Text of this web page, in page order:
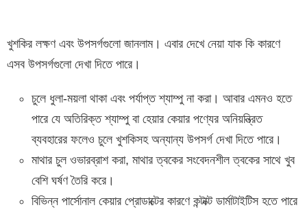
খুশকির লক্ষণ এবং উপসর্গগুলো জানলাম। এবার দেখে নেয়া যাক কি কারণে
এসব উপসর্গগুলো দেখা দিতে পারে।
চুলে ধুলা-ময়লা থাকা এবং পর্যাপ্ত শ্যাম্পু না করা। আবার এমনও হতে
পারে যে অতিরিক্ত শ্যাম্পু বা হেয়ার কেয়ার পণ্যের অনিয়ন্ত্রিত
ব্যবহারের ফলেও চুলে খুশকিসহ অন্যান্য উপসর্গ দেখা দিতে পারে।
মাথার চুল ওভারব্রাশ করা, মাথার ত্বকের সংবেদনশীল ত্বকের সাথে খুব
বেশি ঘর্ষণ তৈরি করে।
বিভিন্ন পার্সোনাল কেয়ার প্রোডাক্টের কারণে কন্টাক্ট ডার্মাটাইটিস হতে পারে